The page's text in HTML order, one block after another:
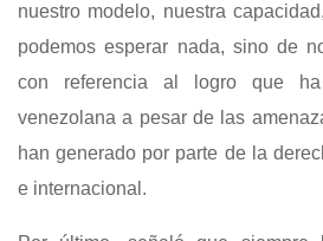
nuestro modelo, nuestra
podemos esperar nada, sino de
con referencia al logro que
venezolana a pesar de las
han generado por parte de la
e internacional.